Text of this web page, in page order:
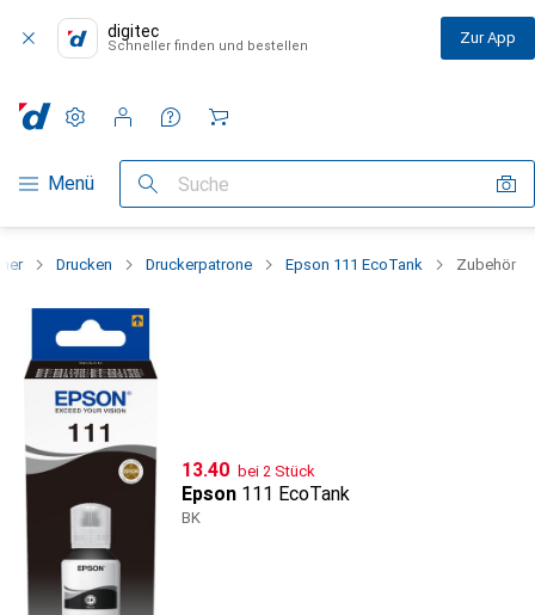
digitec
Schneller finden und bestellen Zur App
Navigation nach Kategorien
Menü Suche
Einstellungen
Kundenkonto
Vergleichslisten
Merklisten
Warenkorb
Drucken Druckerpatrone Epson 111 EcoTank Zubehör
CHF
13.40 bei 2 Stück
Epson 111 EcoTank
BK